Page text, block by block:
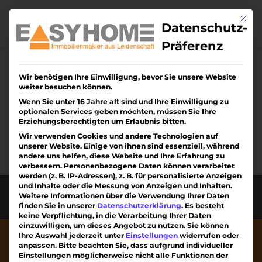
content
Keine Ergebnisse
gefunden
Die angefragte Seite konnte nicht gefunden
werden. Verfeinern Sie Ihre Suche oder
verwenden Sie die Navigation oben, um den
Beitrag zu finden.
Diese Webseite wurde erstellt von Kreativiteam
am Kaiserstuhl mit ❤
Mit
Datenschutz-
Präferenz
Wir benötigen Ihre Einwilligung, bevor Sie unsere Website
weiter besuchen können.
Wenn Sie unter 16 Jahre alt sind und Ihre Einwilligung zu
optionalen Services geben möchten, müssen Sie Ihre
Erziehungsberechtigten um Erlaubnis bitten.
Wir verwenden Cookies und andere Technologien auf
unserer Website. Einige von ihnen sind essenziell, während
andere uns helfen, diese Website und Ihre Erfahrung zu
verbessern. Personenbezogene Daten können verarbeitet
werden (z. B. IP-Adressen), z. B. für personalisierte Anzeigen
und Inhalte oder die Messung von Anzeigen und Inhalten.
Weitere Informationen über die Verwendung Ihrer Daten
finden Sie in unserer Datenschutzerklärung. Es besteht
keine Verpflichtung, in die Verarbeitung Ihrer Daten
einzuwilligen, um dieses Angebot zu nutzen. Sie können
Ihre Auswahl jederzeit unter Einstellungen widerrufen oder
anpassen. Bitte beachten Sie, dass aufgrund individueller
Einstellungen möglicherweise nicht alle Funktionen der